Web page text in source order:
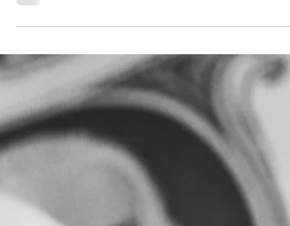
pracy lub Twój stan zdrowia pogorszył się w
związku z długoletnim...